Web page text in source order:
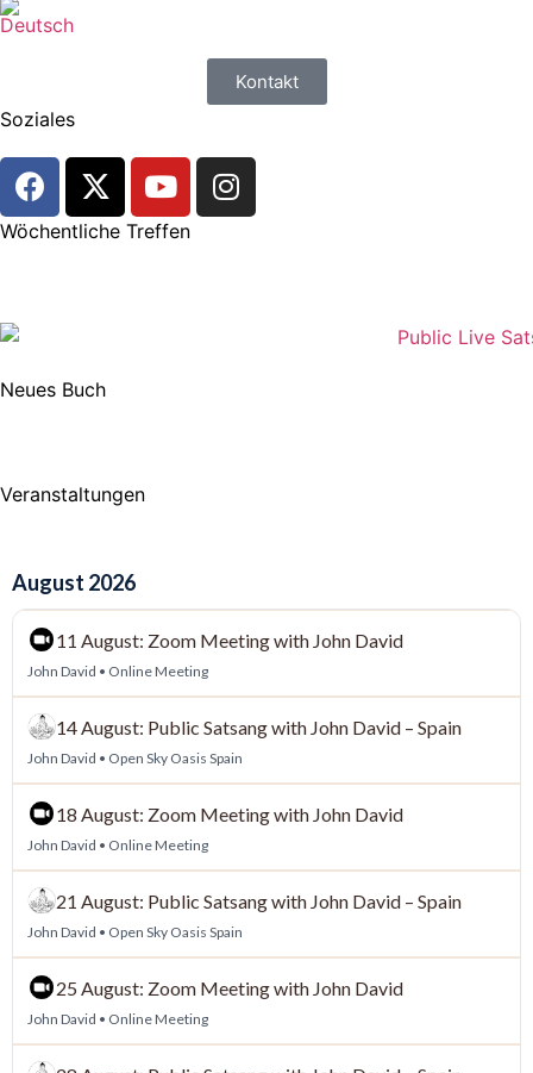
Kontakt
Soziales
Wöchentliche Treffen
Neues Buch
Veranstaltungen